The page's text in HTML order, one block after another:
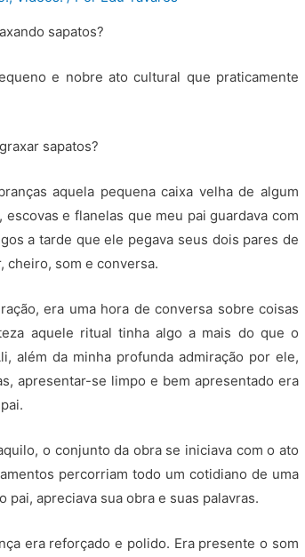
sapatos?
e nobre ato cultural que praticamente
sapatos?
aquela pequena caixa velha de algum
e flanelas que meu pai guardava com
a tarde que ele pegava seus dois pares de
cheiro, som e conversa.
era uma hora de conversa sobre coisas
aquele ritual tinha algo a mais do que o
além da minha profunda admiração por ele,
apresentar-se limpo e bem apresentado era
o conjunto da obra se iniciava com o ato
percorriam todo um cotidiano de uma
apreciava sua obra e suas palavras.
era reforçado e polido. Era presente o som